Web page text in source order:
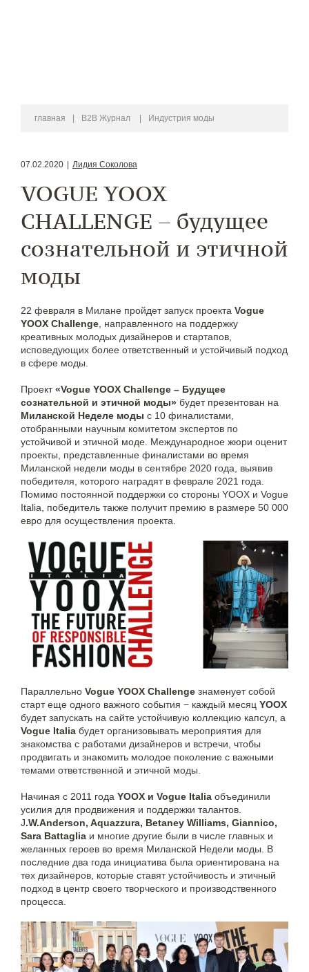
главная B2B Журнал Индустрия моды
07.02.2020 Лидия Соколова
VOGUE YOOX
CHALLENGE – будущее
сознательной и этичной
моды
22 февраля в Милане пройдет запуск проекта Vogue
YOOX Challenge , направленного на поддержку
креативных молодых дизайнеров и стартапов,
исповедующих более ответственный и устойчивый подход
в сфере моды.
Проект«Vogue YOOX Challenge – Будущее
сознательной и этичной моды» будет презентован на
Миланской Неделе моды с 10 финалистами,
отобранными научным комитетом экспертов по
устойчивой и этичной моде. Международное жюри оценит
проекты, представленные финалистами во время
Миланской недели моды в сентябре 2020 года, выявив
победителя, которого наградят в феврале 2021 года.
Помимо постоянной поддержки со стороны YOOX и Vogue
Italia, победитель также получит премию в размере 50 000
евро для осуществления проекта.
Параллельно Vogue YOOX Challenge знаменует собой
старт еще одного важного события − каждый месяц YOOX
будет запускать на сайте устойчивую коллекцию капсул, а
Vogue Italia будет организовывать мероприятия для
знакомства с работами дизайнеров и встречи, чтобы
продвигать и знакомить молодое поколение с важными
темами ответственной и этичной моды.
Начиная с 2011 года YOOX и Vogue Italia объединили
усилия для продвижения и поддержки талантов.
J.W.Anderson, Aquazzura, Betaney Williams, Giannico,
Sara Battaglia и многие другие были в числе главных и
желанных героев во время Миланской Недели моды. В
последние два года инициатива была ориентирована на
тех дизайнеров, которые ставят устойчивость и этичный
подход в центр своего творческого и производственного
процесса.